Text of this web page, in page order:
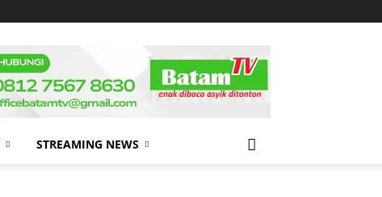
STREAMING NEWS